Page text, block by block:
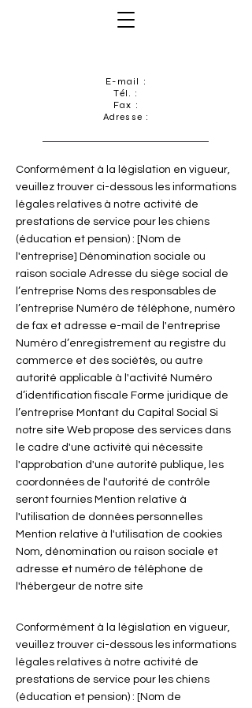
E-mail :
Tél. :
Fax :
Adresse :
Conformément à la législation en vigueur,
veuillez trouver ci-dessous les informations
légales relatives à notre activité de
prestations de service pour les chiens
(éducation et pension) : [Nom de
l'entreprise] Dénomination sociale ou
raison sociale Adresse du siège social de
l’entreprise Noms des responsables de
l’entreprise Numéro de téléphone, numéro
de fax et adresse e-mail de l'entreprise
Numéro d’enregistrement au registre du
commerce et des sociétés, ou autre
autorité applicable à l'activité Numéro
d’identification fiscale Forme juridique de
l’entreprise Montant du Capital Social Si
notre site Web propose des services dans
le cadre d'une activité qui nécessite
l'approbation d'une autorité publique, les
coordonnées de l'autorité de contrôle
seront fournies Mention relative à
l'utilisation de données personnelles
Mention relative à l'utilisation de cookies
Nom, dénomination ou raison sociale et
adresse et numéro de téléphone de
l'hébergeur de notre site
Conformément à la législation en vigueur,
veuillez trouver ci-dessous les informations
légales relatives à notre activité de
prestations de service pour les chiens
(éducation et pension) : [Nom de